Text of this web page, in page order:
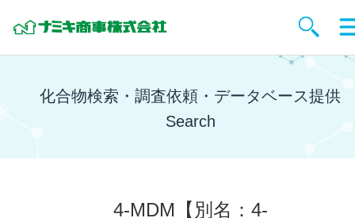
化合物検索・調査依頼・データベース提供
Search
4-MDM 【別名：4-